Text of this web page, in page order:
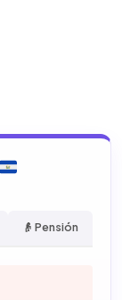
👴 Pensión